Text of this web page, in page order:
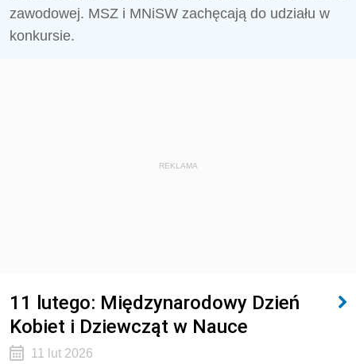
zawodowej. MSZ i MNiSW zachęcają do udziału w
konkursie.
REKLAMA
11 lutego: Międzynarodowy Dzień
Kobiet i Dziewcząt w Nauce
11 lut 2026